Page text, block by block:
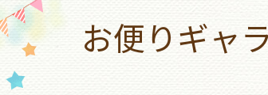
お便りギャ